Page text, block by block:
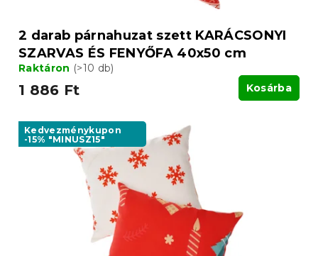
2 darab párnahuzat szett KARÁCSONYI
SZARVAS ÉS FENYŐFA 40x50 cm
Raktáron (>10 db)
1 886 Ft Kosárba
Kedvezménykupon
-15% "MINUSZ15"